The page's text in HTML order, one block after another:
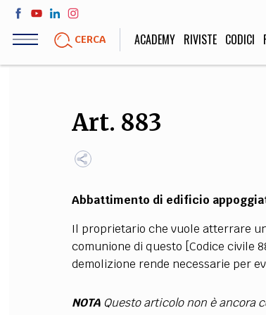
Salta
contenuto
CERCA ACADEMY RIVISTE CODICI
LIFE STYLE
Sport, Cucina, Viaggi,
Moda
Art. 883
Abbattimento di edificio
Il proprietario che vuole atterrare
comunione di questo [Codice civile
demolizione rende necessarie per
NOTAQuesto articolo non è ancora